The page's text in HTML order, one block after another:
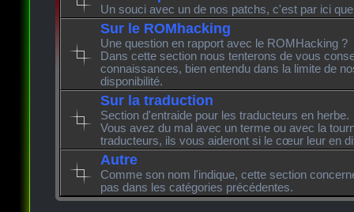
Un souci avec un de nos patchs, c'est par ici
Sur le ROMhacking
Une question en rapport avec le ROMHacking ?
Dans cette section nous tenterons de vous
connaissances, bien entendu dans la limite de
disponibilité.
Sur la traduction
Section d'entraide pour les traducteurs en herbe.
Vous avez du mal avec un terme ou avec la
traducteurs, ils vous aideront si le cœur leur en
Autre
Comme son nom l'indique, cette section
pas dans les catégories précédentes.